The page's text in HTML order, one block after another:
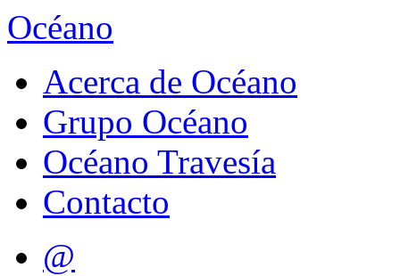
Océano
Acerca de Océano
Grupo Océano
Océano Travesía
Contacto
@